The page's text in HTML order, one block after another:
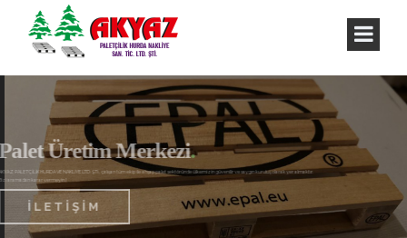
Palet Üretim Merkezi.